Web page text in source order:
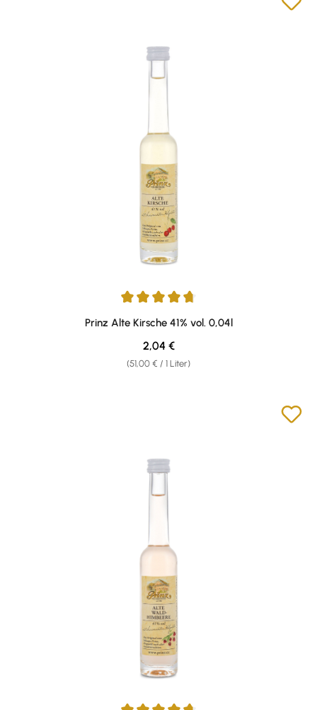
Durchschnittliche Bewertung von 4.87 von 5 Sternen
Prinz Alte Kirsche 41% vol. 0,04l
(51,00 € / 1 Liter)
Regulärer Preis:
2,04 €